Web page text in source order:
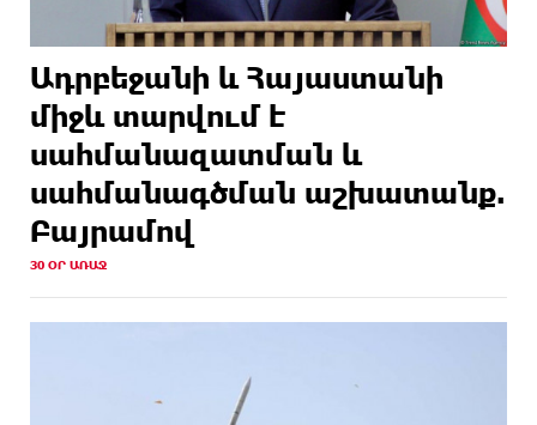
Ադրբեջանի և Հայաստանի
միջև տարվում է
սահմանազատման և
սահմանագծման աշխատանք.
Բայրամով
30 ՕՐ ԱՌԱՋ